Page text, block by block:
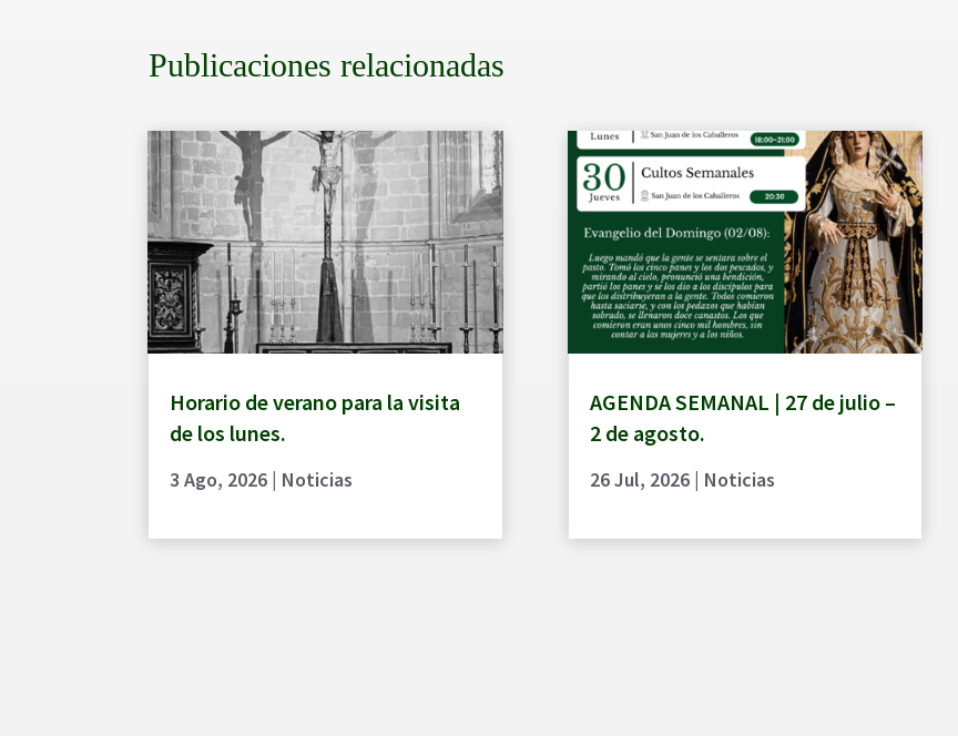
Publicaciones relacionadas
Horario de verano para la visita
de los lunes.
3 Ago, 2026 | Noticias
AGENDA SEMANAL | 27 de julio –
2 de agosto.
26 Jul, 2026| Noticias